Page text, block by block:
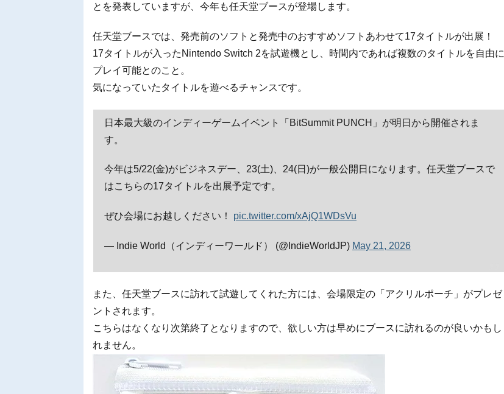
とを発表していますが、今年も任天堂ブースが登場します。
任天堂ブースでは、発売前のソフトと発売中のおすすめソフトあわせて17タイトルが出展！
17タイトルが入ったNintendo Switch 2を試遊機とし、時間内であれば複数のタイトルを自由に
プレイ可能とのこと。
気になっていたタイトルを遊べるチャンスです。
日本最大級のインディーゲームイベント「BitSummit PUNCH」が明日から開催されま
す。
今年は5/22(金)がビジネスデー、23(土)、24(日)が一般公開日になります。任天堂ブースで
はこちらの17タイトルを出展予定です。
ぜひ会場にお越しください！ pic.twitter.com/xAjQ1WDsVu
— Indie World（インディーワールド） (@IndieWorldJP) May 21, 2026
また、任天堂ブースに訪れて試遊してくれた方には、会場限定の「アクリルポーチ」がプレゼ
ントされます。
こちらはなくなり次第終了となりますので、欲しい方は早めにブースに訪れるのが良いかもし
れません。